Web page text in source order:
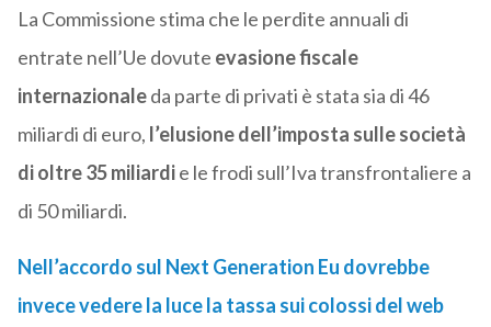
La Commissione stima che le perdite annuali di
entrate nell’Ue dovute evasione fiscale
internazionaleda parte di privati è stata sia di 46
miliardi di euro, l’elusione dell’imposta sulle società
di oltre 35 miliardie le frodi sull’Iva transfrontaliere a
di 50 miliardi.
Nell’accordo sul Next Generation Eu dovrebbe
invece vedere la luce la tassa sui colossi del web